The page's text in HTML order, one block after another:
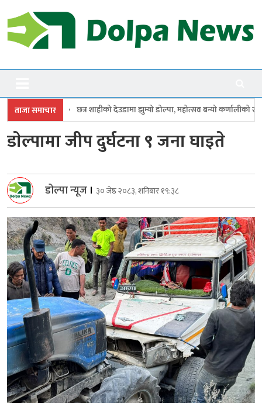
to
content
Dolpanews
ताजा समाचार
देउडामा झुम्यो डोल्पा, महोत्सव बन्यो कर्णालीको सांगीतिक उत्सव
डाेल्पामा जीप दुर्घटना ९ जना घाइते
डोल्पा न्यूज । ३० जेष्ठ २०८३, शनिबार १९:३८